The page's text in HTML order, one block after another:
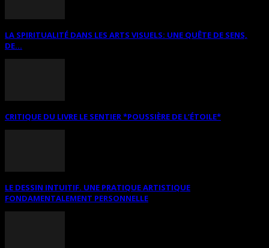
LA SPIRITUALITÉ DANS LES ARTS VISUELS: UNE QUÊTE DE SENS,
DE...
CRITIQUE DU LIVRE LE SENTIER *POUSSIÈRE DE L’ÉTOILE*
LE DESSIN INTUITIF. UNE PRATIQUE ARTISTIQUE
FONDAMENTALEMENT PERSONNELLE